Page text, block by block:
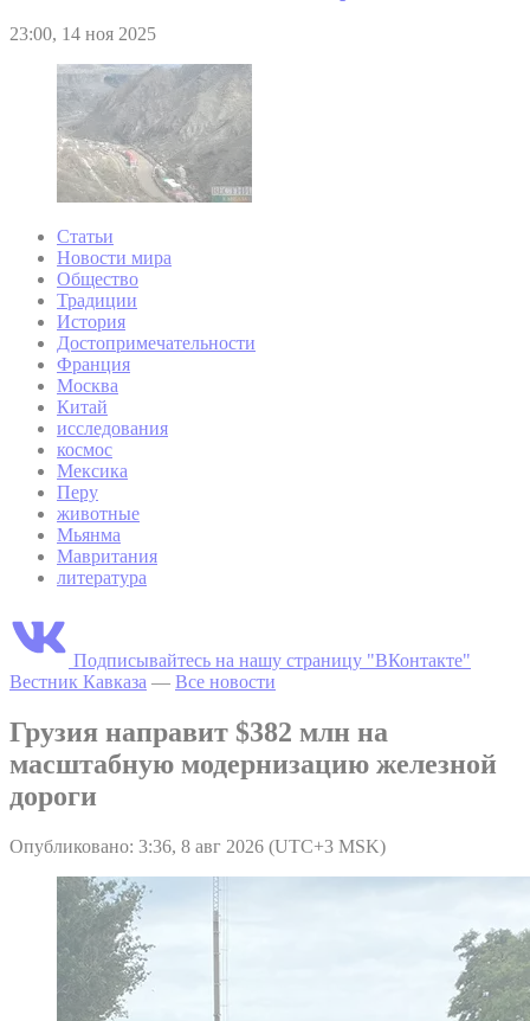
23:00, 14 ноя 2025
Статьи
Новости мира
Общество
Традиции
История
Достопримечательности
Франция
Москва
Китай
исследования
космос
Мексика
Перу
животные
Мьянма
Мавритания
литература
Подписывайтесь на нашу страницу "ВКонтакте"
Вестник Кавказа — Все новости
Грузия направит $382 млн на
масштабную модернизацию железной
дороги
Опубликовано: 3:36, 8 авг 2026 (UTC+3 MSK)